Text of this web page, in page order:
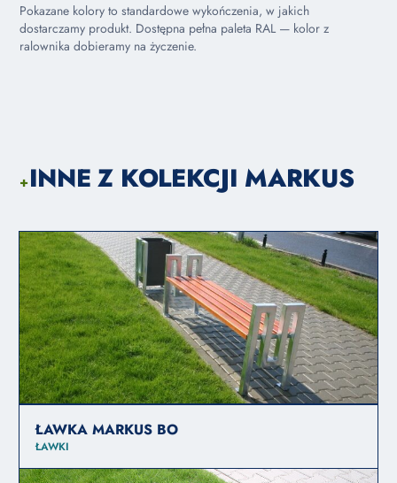
Pokazane kolory to standardowe wykończenia, w jakich
dostarczamy produkt. Dostępna pełna paleta RAL — kolor z
ralownika dobieramy na życzenie.
+INNE Z KOLEKCJI MARKUS
ŁAWKA MARKUS BO
ŁAWKI